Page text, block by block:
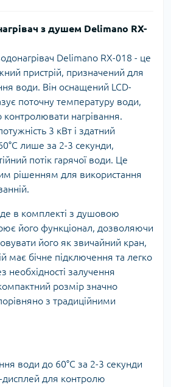
з душем Delimano RX-
Delimano RX-018 - це
пристрій, призначений для
води. Він оснащений LCD-
поточну температуру води,
нагрівання.
3 кВт і здатний
лише за 2-3 секунди,
потік гарячої води. Це
рішенням для використання
в комплекті з душовою
його функціонал, дозволяючи
його як звичайний кран,
має бічне підключення та легко
необхідності залучення
розмір значно
з традиційними
води до 60°C за 2-3 секунди
дисплей для контролю